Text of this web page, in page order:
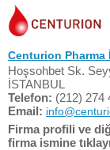
Centurion Pharma
Hoşsohbet Sk.
İSTANBUL
Telefon: (212) 274
Email:
Firma profili ve
firma ismine